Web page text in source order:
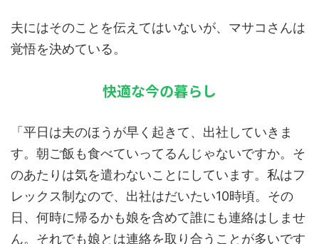
夫にはそのことを伝えてはいないが、マサコさんは
覚悟を決めている。
快適な今の暮らし
「平日は夫のほうが早く起きて、出社していきま
す。朝ご飯も食べていってるんじゃないですか。そ
のあたりは気を遣わないことにしています。私はフ
レックス制なので、出社はだいたい10時頃。その
日、何時に帰るかも娘を含めて誰にも連絡はしませ
ん。それでも娘とは連絡を取り合うことが多いです